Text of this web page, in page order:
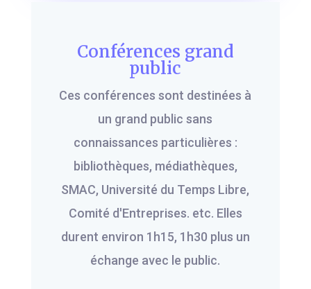
Conférences grand
public
Ces conférences sont destinées à
un grand public sans
connaissances particulières :
bibliothèques, médiathèques,
SMAC, Université du Temps Libre,
Comité d'Entreprises. etc. Elles
durent environ 1h15, 1h30 plus un
échange avec le public.